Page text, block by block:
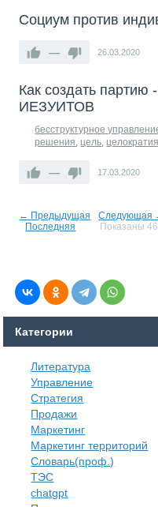
Социум против
— 26.03.2020
Как создать партию
ИЕЗУИТОВ
бесструктурное
решения, цель, целократия
— 17.03.2020
← Предыдущая Следующая
Последняя
Показаны
Категории
Литература
Управление
Стратегия
Продажи
Маркетинг
Маркетинг территорий
Словарь(проф.)
ТЭС
chatgpt